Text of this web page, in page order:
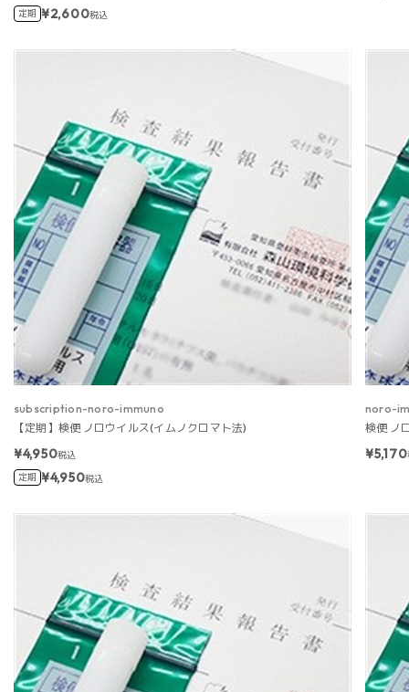
定期 ¥2,600税込
subscription-noro-immuno
【定期】検便 ノロウイルス(イムノクロマト法)
¥4,950税込
定期 ¥4,950税込
noro-
検便 ノ
¥5,170